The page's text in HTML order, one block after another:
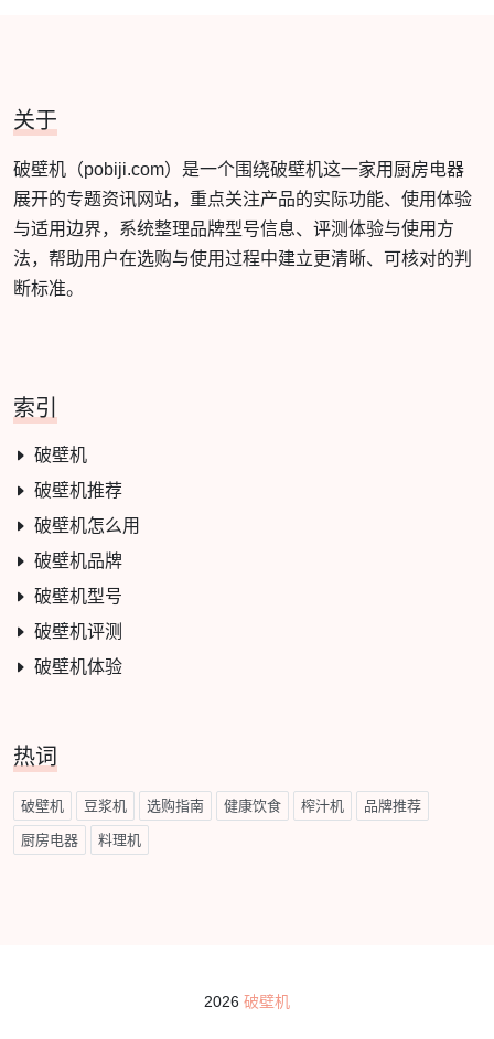
关于
破壁机（pobiji.com）是一个围绕破壁机这一家用厨房电器
展开的专题资讯网站，重点关注产品的实际功能、使用体验
与适用边界，系统整理品牌型号信息、评测体验与使用方
法，帮助用户在选购与使用过程中建立更清晰、可核对的判
断标准。
索引
破壁机
破壁机推荐
破壁机怎么用
破壁机品牌
破壁机型号
破壁机评测
破壁机体验
热词
破壁机 豆浆机 选购指南 健康饮食 榨汁机 品牌推荐
厨房电器 料理机
2026 破壁机